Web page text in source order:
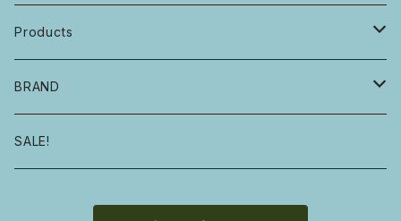
Products
自転車・フレーム
ハンドル・ステム・グリップ・ヘッドセット
BRAND
E.B.S
SALE!